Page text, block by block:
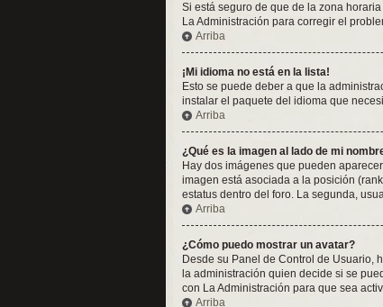
Si está seguro de que de la zona
La Administración para corregir el
Arriba
¡Mi idioma no está en la lista!
Esto se puede deber a que la
instalar el paquete del idioma que
Arriba
¿Qué es la imagen al lado de mi
Hay dos imágenes que pueden
imagen está asociada a la posición
estatus dentro del foro. La segunda,
Arriba
¿Cómo puedo mostrar un avatar?
Desde su Panel de Control de Usuario,
la administración quien decide si se
con La Administración para que sea
Arriba